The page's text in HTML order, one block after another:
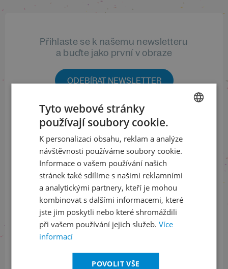
Přihlaste se k našemu newsletteru
a buďte jako první v obraze
ODEBÍRAT NEWSLETTER
Sledujte nás na sociálních sítích
LinkedInflickr
Informace o stavu objednávek
+420 461 049 232
Informace o programu
ENGLISH
Tyto webové stránky
používají soubory cookie.
K personalizaci obsahu, reklam a analýze
návštěvnosti používáme soubory cookie.
Informace o vašem používání našich
stránek také sdílíme s našimi reklamními
a analytickými partnery, kteří je mohou
kombinovat s dalšími informacemi, které
jste jim poskytli nebo které shromáždili
při vašem používání jejich služeb. Více
informací
POVOLIT VŠE